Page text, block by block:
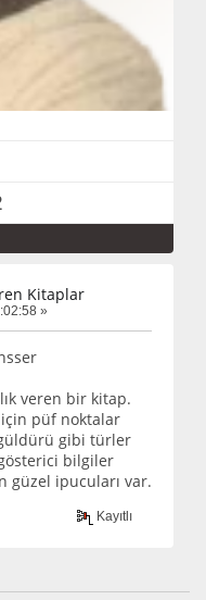
Kitaplar
»
veren bir kitap.
püf noktalar
gibi türler
bilgiler
güzel ipucuları var.
Kayıtlı